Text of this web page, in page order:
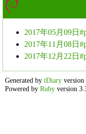
2017年05月09日
2017年11月08日
2017年12月22日
Generated by tDiary version
Powered by Ruby version